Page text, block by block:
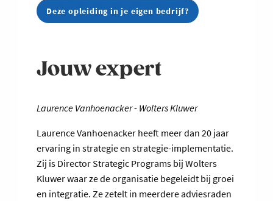
Deze opleiding in je eigen bedrijf?
Jouw expert
Laurence Vanhoenacker - Wolters Kluwer
Laurence Vanhoenacker heeft meer dan 20 jaar
ervaring in strategie en strategie-implementatie.
Zij is Director Strategic Programs bij Wolters
Kluwer waar ze de organisatie begeleidt bij groei
en integratie. Ze zetelt in meerdere adviesraden